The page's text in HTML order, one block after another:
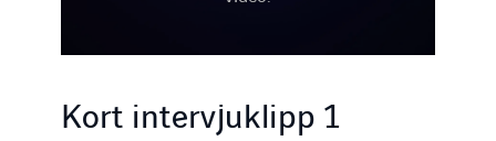
Kort intervjuklipp 1